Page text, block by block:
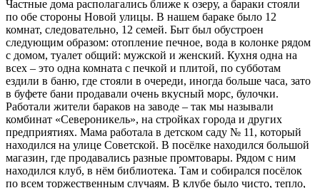
Частные дома располагались ближе к озеру, а бараки стояли
по обе стороны Новой улицы. В нашем бараке было 12
комнат, следовательно, 12 семей. Быт был обустроен
следующим образом: отопление печное, вода в колонке рядом
с домом, туалет общий: мужской и женский. Кухня одна на
всех – это одна комната с печкой и плитой, по субботам
ездили в баню, где стояли в очереди, иногда больше часа, зато
в буфете бани продавали очень вкусный морс, булочки.
Работали жители бараков на заводе – так мы называли
комбинат «Североникель», на стройках города и других
предприятиях. Мама работала в детском саду № 11, который
находился на улице Советской. В посёлке находился большой
магазин, где продавались разные промтовары. Рядом с ним
находился клуб, в нём библиотека. Там и собирался посёлок
по всем торжественным случаям. В клубе было чисто, тепло,